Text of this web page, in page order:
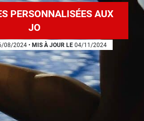
PERSONNALISÉES AUX
JO
08/2024 • MIS À JOUR LE 04/11/2024